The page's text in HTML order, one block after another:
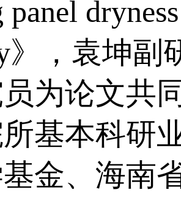
panel
》，袁坤副
为论文共
基本科研
金、海南